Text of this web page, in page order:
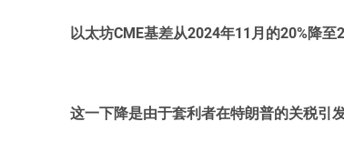
以太坊CME基差从2024年11月的20%降至
这一下降是由于套利者在特朗普的关税引